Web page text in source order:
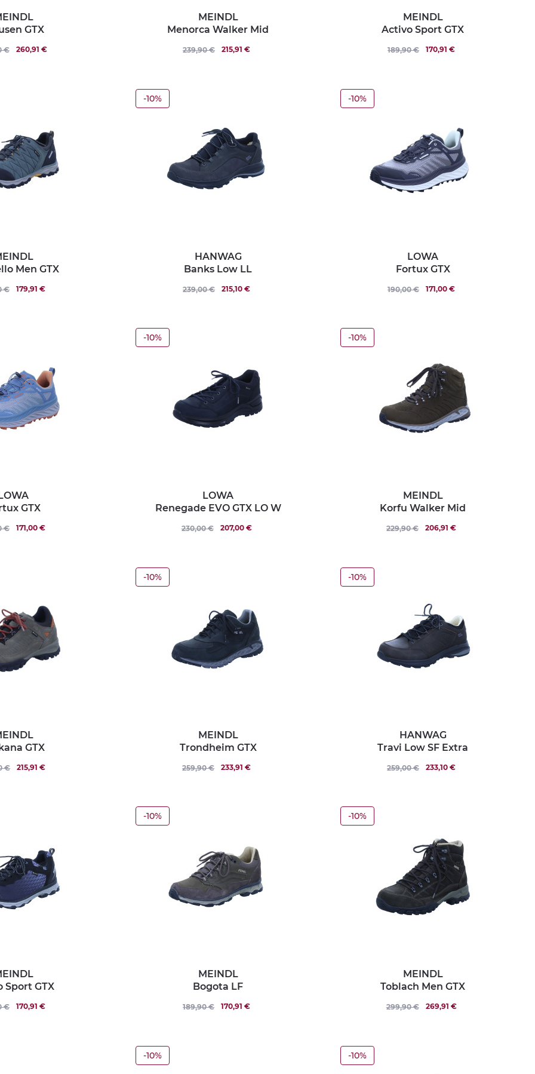
GTX
€ 260,91 €
MEINDL
Menorca Walker Mid
239,90 € 215,91 €
MEINDL
Activo Sport GTX
189,90 € 170,91 €
Men GTX
€ 179,91 €
-10%
HANWAG
Banks Low LL
239,00 € 215,10 €
-10%
LOWA
Fortux GTX
190,00 € 171,00 €
LOWA
GTX
€ 171,00 €
-10%
LOWA
Renegade EVO GTX LO W
230,00 € 207,00 €
-10%
MEINDL
Korfu Walker Mid
229,90 € 206,91 €
GTX
€ 215,91 €
-10%
MEINDL
Trondheim GTX
259,90 € 233,91 €
-10%
HANWAG
Travi Low SF Extra
259,00 € 233,10 €
Sport GTX
€ 170,91 €
-10%
MEINDL
Bogota LF
189,90 € 170,91 €
-10%
MEINDL
Toblach Men GTX
299,90 € 269,91 €
-10% -10%